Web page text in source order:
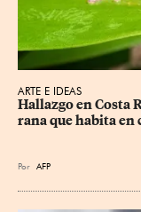
ARTE E IDEAS
Hallazgo en Costa
rana que habita en
Por AFP